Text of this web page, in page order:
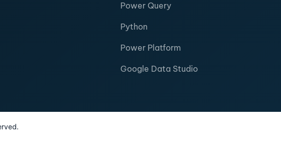
Power Query
Python
Power Platform
Google Data Studio